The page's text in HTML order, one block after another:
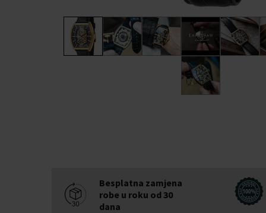
Besplatna zamjena
robe u roku od 30
dana